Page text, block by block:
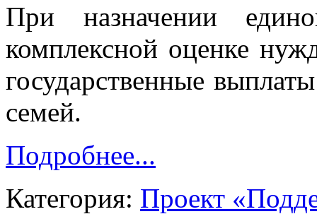
При назначении
комплексной оценке
государственные
семей.
Подробнее...
Категория: Проект